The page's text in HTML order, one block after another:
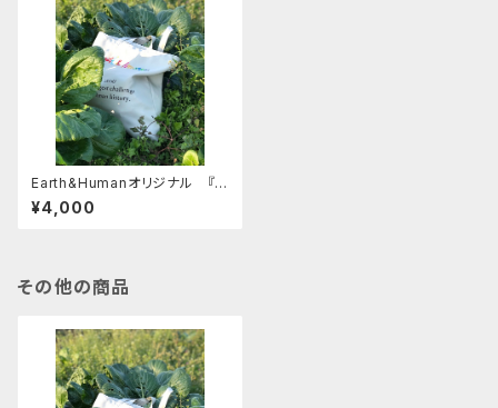
Earth&Humanオリジナル 『Ｃ
Ｏ２を減らせるアースコンシャス
バッグ』
¥4,000
その他の商品